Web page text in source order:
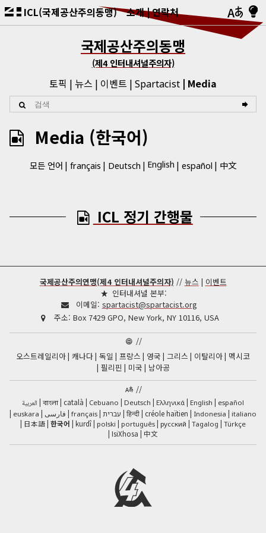
ICL(국제공산주의동맹) 소개 연락처
국제공산주의동맹
(제4 인터내셔널주의자)
토픽 뉴스 이벤트 Spartacist Media
Media (한국어)
모든 언어 français Deutsch English español 中文
ICL 정기 간행물
국제공산주의연맹(제4 인터내셔널주의자) // 뉴스 | 이벤트
인터내셔널 본부:
이메일: spartacist@spartacist.org
주소: Box 7429 GPO, New York, NY 10116, USA
//
오스트레일리아 캐나다 독일 프랑스 영국 그리스 이탈리아 멕시코
필리핀
미국
남아공
//
العربية
বাংলা català Cebuano Deutsch Ελληνικά English
español
euskara
فارسی français עברית हिन्दी créole haïtien Indonesia italiano
日本語 한국어 kurdî polski português русский Tagalog Türkçe
IsiXhosa 中文